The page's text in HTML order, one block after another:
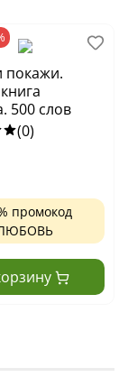
покажи.
500 слов
(0)
промокод